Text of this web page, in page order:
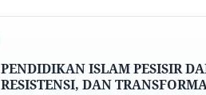
PENDIDIKAN ISLAM PESISIR
RESISTENSI, DAN